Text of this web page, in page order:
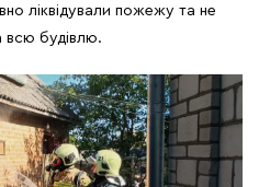
ліквідували пожежу та не
всю будівлю.